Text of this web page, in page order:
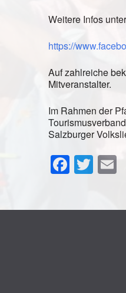
Weitere Infos
https://
Auf zahlreiche
Mitveranstalter.
Im Rahmen der
Salzburger